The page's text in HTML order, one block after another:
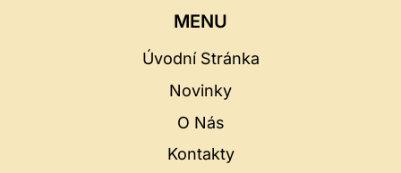
MENU
Úvodní Stránka
Novinky
O Nás
Kontakty